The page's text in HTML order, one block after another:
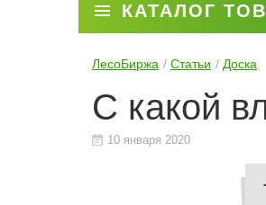
КАТАЛОГ
ЛесоБиржа Статьи Доска
С какой
10 января 2020